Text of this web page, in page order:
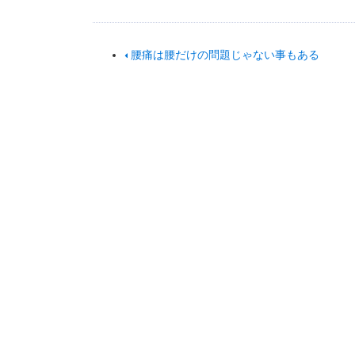
腰痛は腰だけの問題じゃない事もある